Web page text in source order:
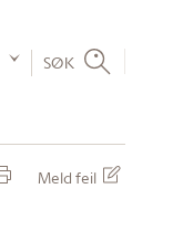
SØK
Meld feil